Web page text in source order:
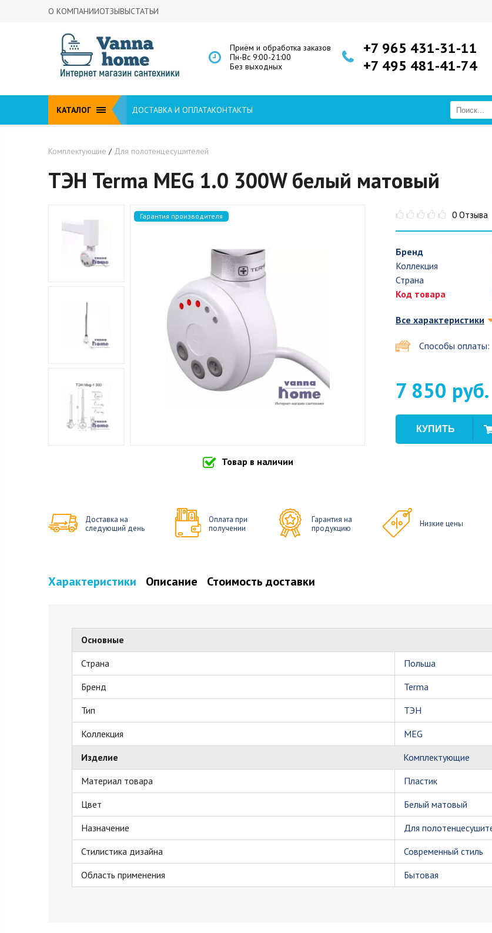
О КОМПАНИИОТЗЫВЫСТАТЬИ
Приём и обработка заказов
Пн-Вс 9:00-21:00
Без выходных
+7 965 431-31-11
+7 495 481-41-74
КАТАЛОГ ДОСТАВКА И ОПЛАТАКОНТАКТЫ
Комплектующие / Для полотенцесушителей
ТЭН Terma MEG 1.0 300W белый матовый
Гарантия производителя
Товар в наличии
0 Отзыва
Бренд
Коллекция
Страна
Код товара
Все характеристики
Способы оплаты:
7 850 руб.
Доставка на
следующий день
Оплата при
получении
Гарантия на
продукцию
Низкие цены
Характеристики Описание Стоимость доставки
Основные
Страна
Польша
Бренд
Terma
Тип
ТЭН
Коллекция
MEG
Изделие
Комплектующие
Материал товара
Пластик
Цвет
Белый матовый
Назначение
Для
Стилистика дизайна
Современный стиль
Область применения
Бытовая